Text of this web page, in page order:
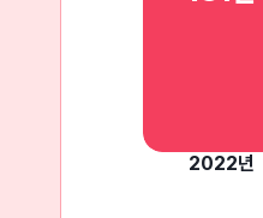
2022년